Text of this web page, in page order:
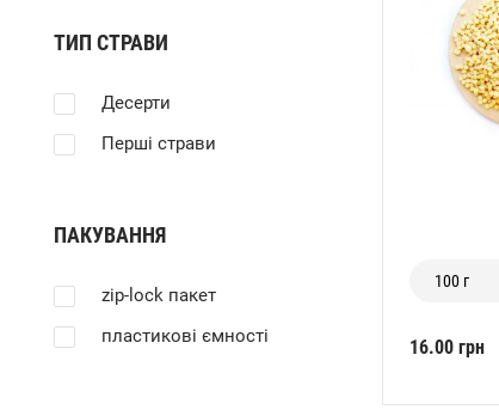
ТИП СТРАВИ
Десерти
Перші страви
ПАКУВАННЯ
zip-lock пакет
пластикові ємності
100 г
16.00 грн